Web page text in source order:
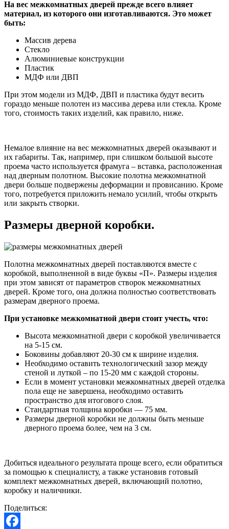
На вес межкомнатных дверей прежде всего влияет
материал, из которого они изготавливаются. Это может
быть:
Массив дерева
Стекло
Алюминиевые конструкции
Пластик
МДФ или ДВП
При этом модели из МДФ, ДВП и пластика будут весить
гораздо меньше полотен из массива дерева или стекла. Кроме
того, стоимость таких изделий, как правило, ниже.
Немалое влияние на вес межкомнатных дверей оказывают и
их габариты. Так, например, при слишком большой высоте
проема часто используется фрамуга – вставка, расположенная
над дверным полотном. Высокие полотна межкомнатной
двери больше подвержены деформации и провисанию. Кроме
того, потребуется приложить немало усилий, чтобы открыть
или закрыть створки.
Размеры дверной коробки.
Полотна межкомнатных дверей поставляются вместе с
коробкой, выполненной в виде буквы «П». Размеры изделия
при этом зависят от параметров створок межкомнатных
дверей. Кроме того, она должна полностью соответствовать
размерам дверного проема.
При установке межкомнатной двери стоит учесть, что:
Высота межкомнатной двери с коробкой увеличивается
на 5-15 см.
Боковины добавляют 20-30 см к ширине изделия.
Необходимо оставить технологический зазор между
стеной и луткой – по 15-20 мм с каждой стороны.
Если в момент установки межкомнатных дверей отделка
пола еще не завершена, необходимо оставить
пространство для итогового слоя.
Стандартная толщина коробки — 75 мм.
Размеры дверной коробки не должны быть меньше
дверного проема более, чем на 3 см.
Добиться идеального результата проще всего, если обратиться
за помощью к специалисту, а также установив готовый
комплект межкомнатных дверей, включающий полотно,
коробку и наличники.
Поделиться: